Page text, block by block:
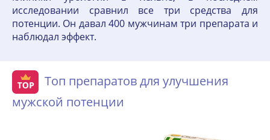
исследовании сравнил все три средства для
потенции. Он давал 400 мужчинам три препарата и
наблюдал эффект.
Топ препаратов для улучшения
мужской потенции